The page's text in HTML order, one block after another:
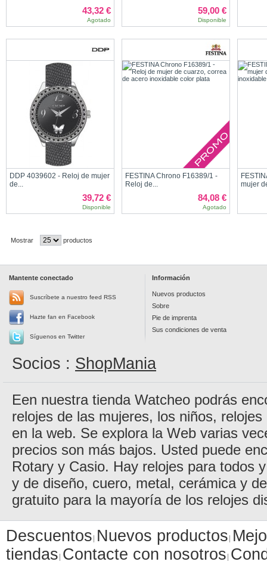
43,32 €
Agotado
59,00 €
Disponible
DDP 4039602 - Reloj de mujer
de...
39,72 €
Disponible
FESTINA Chrono F16389/1 -
Reloj de...
84,08 €
Agotado
mujer
Mostrar productos
Mantente conectado
Suscríbete a nuestro feed RSS
Hazte fan en Facebook
Síguenos en Twitter
Información
Nuevos productos
Sobre
Pie de imprenta
Sus condiciones de venta
Socios : ShopMania
Een nuestra tienda Watcheo podrás
relojes de las mujeres, los niños,
en la web. Se explora la Web varias
precios son más bajos. Usted puede
Rotary y Casio. Hay relojes para todos
y de diseño, cuero, metal, cerámica y
gratuito para la mayoría de los relojes
Descuentos Nuevos productos
tiendas Contacte con nosotros